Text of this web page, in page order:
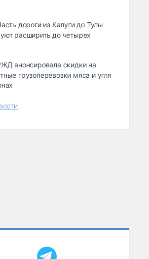
дороги из Калуги до Тулы
расширить до четырех
анонсировала скидки на
грузоперевозки мяса и угля